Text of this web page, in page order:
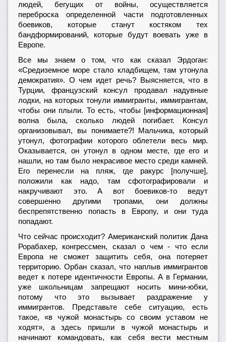
людей, бегущих от войны, осуществляется
переброска определенной части подготовленных
боевиков, которые станут костяком тех
бандформирований, которые будут воевать уже в
Европе.
Все мы знаем о том, что как сказал Эрдоган:
«Средиземное море стало кладбищем, там утонула
демократия». О чем идет речь? Выясняется, что в
Турции, французский консул продавал надувные
лодки, на которых тонули иммигранты, иммигрантам,
чтобы они плыли. То есть, чтобы [информационная]
волна была, сколько людей погибает. Консул
организовывал, вы понимаете?! Мальчика, который
утонул, фотографии которого облетели весь мир.
Оказывается, он утонул в одном месте, где его и
нашли, но там было некрасивое место среди камней.
Его перенесли на пляж, где ракурс [получше],
положили как надо, там сфотографировали и
накручивают это. А вот боевиков-то ведут
совершенно другими тропами, они должны
беспрепятственно попасть в Европу, и они туда
попадают.
Что сейчас происходит? Американский политик Дана
Рорабахер, конгрессмен, сказал о чем - что если
Европа не сможет защитить себя, она потеряет
территорию. Орбан сказал, что наплыв иммигрантов
ведет к потере идентичности Европы. А в Германии,
уже школьницам запрещают носить мини-юбки,
потому что это вызывает раздражение у
иммигрантов. Представьте себе ситуацию, есть
такое, «в чужой монастырь со своим уставом не
ходят», а здесь пришли в чужой монастырь и
начинают командовать, как себя вести местным